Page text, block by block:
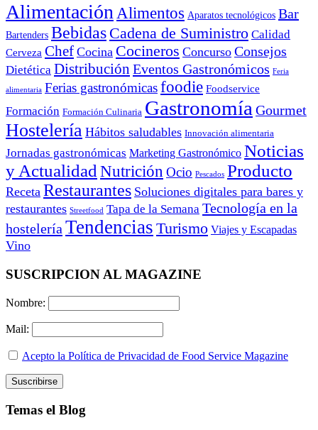
AlimentaciónAlimentos Aparatos tecnológicos Bar
Bartenders Bebidas Cadena de Suministro Calidad
Cerveza Chef Cocina Cocineros Concurso Consejos
Dietética Distribución Eventos Gastronómicos Feria
alimentaria Ferias gastronómicasfoodie Foodservice
Formación Formación Culinaria GastronomíaGourmet
Hostelería Hábitos saludables Innovación alimentaria
Jornadas gastronómicas Marketing Gastronómico Noticias
y ActualidadNutrición Ocio Pescados Producto
Receta Restaurantes Soluciones digitales para bares y
restaurantes Streetfood Tapa de la Semana Tecnología en la
hosteleríaTendencias Turismo Viajes y Escapadas
Vino
SUSCRIPCION AL MAGAZINE
Nombre:
Mail:
Acepto la Política de Privacidad de Food Service Magazine
Temas el Blog